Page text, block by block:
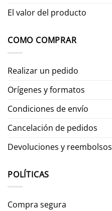
El valor del producto
COMO COMPRAR
Realizar un pedido
Orígenes y formatos
Condiciones de envío
Cancelación de pedidos
Devoluciones y reembolsos
POLÍTICAS
Compra segura